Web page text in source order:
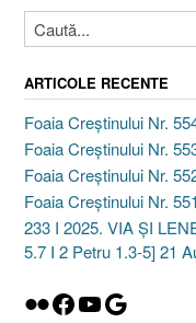
ARTICOLE RECENTE
Foaia Creștinului Nr.
Foaia Creștinului Nr.
Foaia Creștinului Nr.
Foaia Creștinului Nr.
233 I 2025. VIA ȘI
5.7 I 2 Petru 1.3-5] 21
Flickr
Facebook
YouTube
Google